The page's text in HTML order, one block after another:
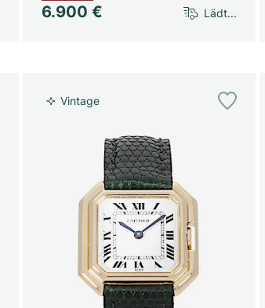
6.900 € Lädt...
Vintage